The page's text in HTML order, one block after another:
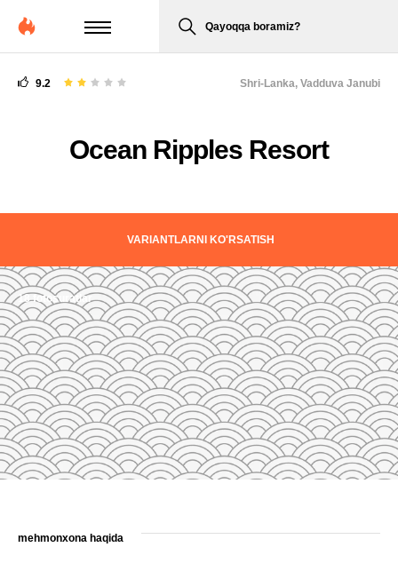
Qayoqqa boramiz?
9.2
Ocean Ripples Resort
Shri-Lanka, Vadduva Janubi
VARIANTLARNI KO'RSATISH
18 fotosuratlar
mehmonxona haqida